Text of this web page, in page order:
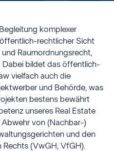
komplexer
rechtlicher Sicht
Raumordnungsrecht,
Dabei bildet das öffentlich-
vielfach auch die
und Behörde, was
bestens bewährt
unseres Real Estate
von (Nachbar-)
und den
(VwGH, VfGH).